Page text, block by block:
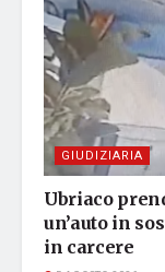
GIUDIZIARIA
Ubriaco
un’auto in
in carcere